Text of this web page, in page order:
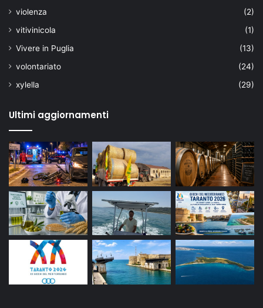
violenza
(2)
vitivinicola
(1)
Vivere in Puglia
(13)
volontariato
(24)
xylella
(29)
Ultimi aggiornamenti